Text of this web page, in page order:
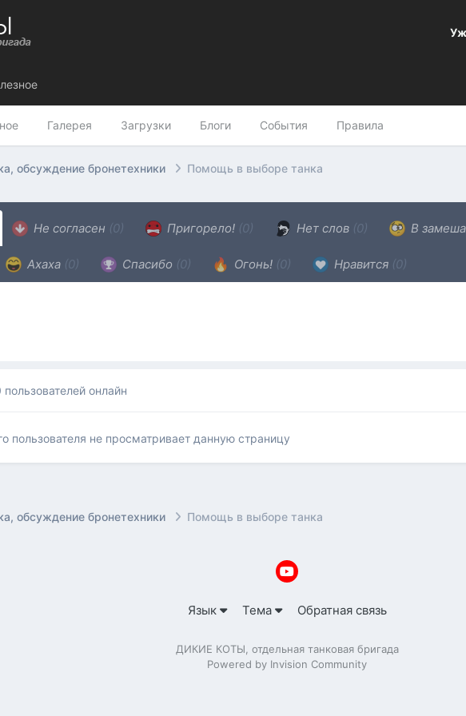
Галерея Загрузки Блоги События Правила
обсуждение бронетехники Помощь в выборе танка
Не согласен (0) Пригорело! (0) Нет слов (0) В
Ахаха (0) Спасибо (0) Огонь! (0) Нравится (0)
пользователей онлайн
пользователя не просматривает данную страницу
обсуждение бронетехники Помощь в выборе танка
Язык Тема Обратная связь
ДИКИЕ КОТЫ, отдельная танковая бригада
Powered by Invision Community